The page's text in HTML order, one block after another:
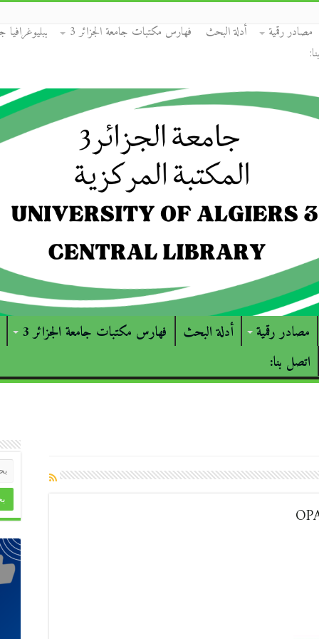
مصادر رقمية أدلة البحث فهارس مكتبات جامعة الجزائر 3
ببليوغرافيا
مصادر رقمية أدلة البحث فهارس مكتبات جامعة الجزائر 3
اتصل بنا: